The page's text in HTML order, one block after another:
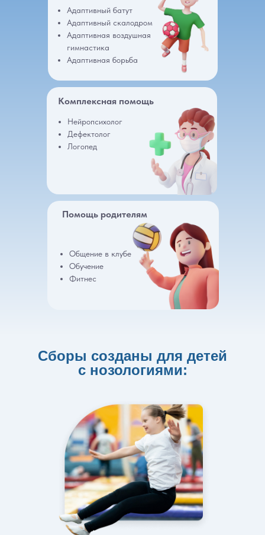
Получить консультацию
Адаптивный батут
Адаптивный скалодром
Адаптивная воздушная
гимнастика
Адаптивная борьба
Общение в клубе
Обучение
Фитнес
Помощь родителям
Нейропсихолог
Дефектолог
Логопед
Комплексная помощь
Сборы созданы для детей
с нозологиями: